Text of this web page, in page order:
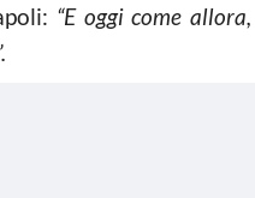
“E oggi come